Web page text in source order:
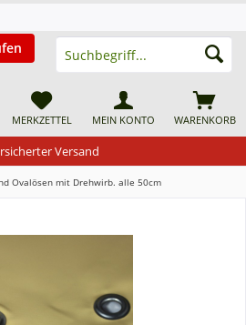
Versand
WARENKORB
MERKZETTEL MEIN KONTO
Ovalösen mit Drehwirb. alle 50cm